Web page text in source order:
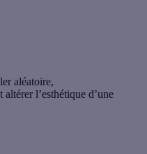
aléatoire,
l’esthétique d’une